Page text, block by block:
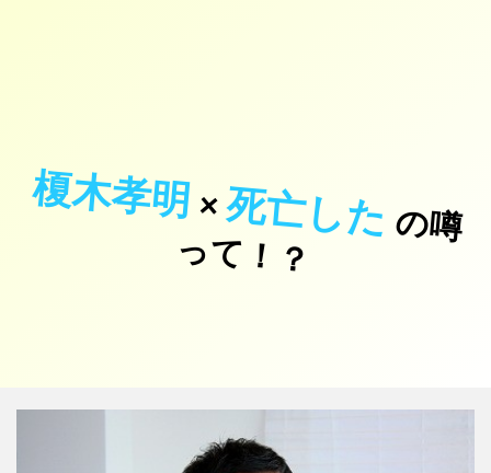
榎木孝明×死亡した の
噂
っ
て
！
？